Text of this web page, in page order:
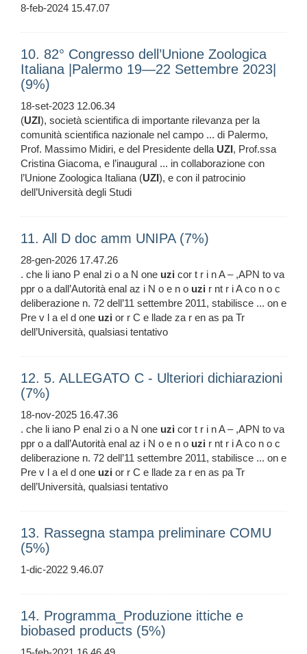
8-feb-2024 15.47.07
10. 82° Congresso dell’Unione Zoologica
Italiana |Palermo 19—22 Settembre 2023|
(9%)
18-set-2023 12.06.34
(UZI), società scientifica di importante rilevanza per la
comunità scientifica nazionale nel campo ... di Palermo,
Prof. Massimo Midiri, e del Presidente della UZI, Prof.ssa
Cristina Giacoma, e l’inaugural ... in collaborazione con
l’Unione Zoologica Italiana (UZI), e con il patrocinio
dell’Università degli Studi
11. All D doc amm UNIPA (7%)
28-gen-2026 17.47.26
. che li iano P enal zi o a N one uzi cor t r i n A – ,APN to va
ppr o a dall’Autorità enal az i N o e n o uzi r nt r i A co n o c
deliberazione n. 72 dell’11 settembre 2011, stabilisce ... on e
Pre v l a el d one uzi or r C e llade za r en as pa Tr
dell’Università, qualsiasi tentativo
12. 5. ALLEGATO C - Ulteriori dichiarazioni
(7%)
18-nov-2025 16.47.36
. che li iano P enal zi o a N one uzi cor t r i n A – ,APN to va
ppr o a dall’Autorità enal az i N o e n o uzi r nt r i A co n o c
deliberazione n. 72 dell’11 settembre 2011, stabilisce ... on e
Pre v l a el d one uzi or r C e llade za r en as pa Tr
dell’Università, qualsiasi tentativo
13. Rassegna stampa preliminare COMU
(5%)
1-dic-2022 9.46.07
14. Programma_Produzione ittiche e
biobased products (5%)